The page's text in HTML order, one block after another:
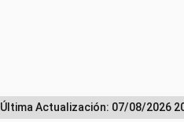
Última Actualización: 07/08/2026